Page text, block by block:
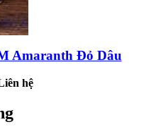
Amaranth Đỏ Dâu
hệ